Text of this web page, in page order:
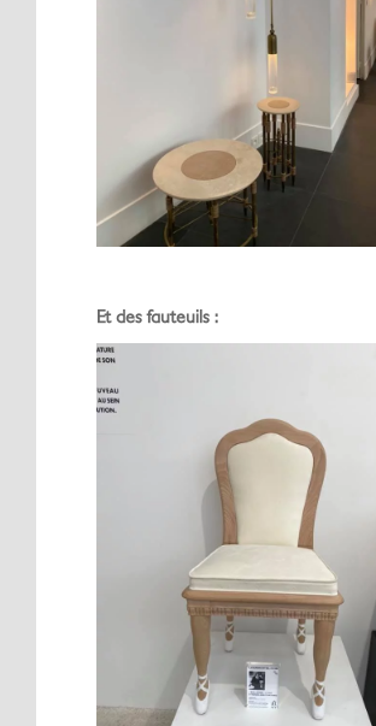
Et des fauteuils :